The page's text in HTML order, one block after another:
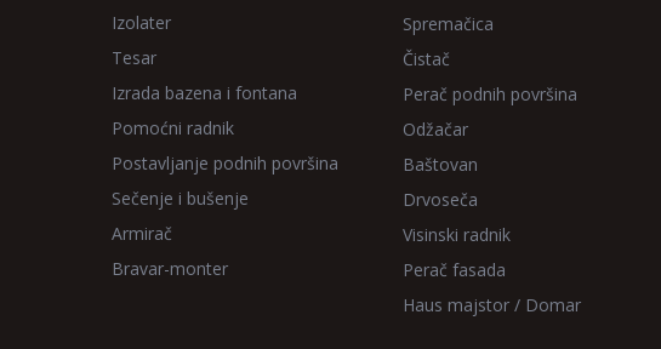
Izolater
Tesar
Izrada bazena i fontana
Pomoćni radnik
Postavljanje podnih površina
Sečenje i bušenje
Armirač
Bravar-monter
Spremačica
Čistač
Perač podnih površina
Odžačar
Baštovan
Drvoseča
Visinski radnik
Perač fasada
Haus majstor / Domar